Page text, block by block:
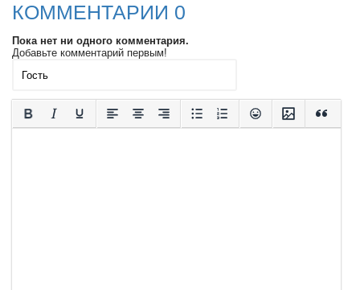
КОММЕНТАРИИ 0
Пока нет ни одного комментария.
Добавьте комментарий первым!